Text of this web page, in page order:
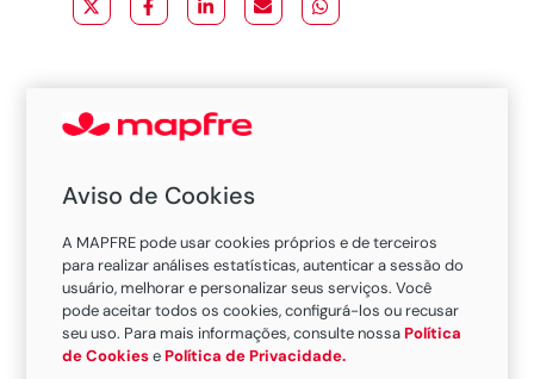
Insurance Institute for Highway Safety
(IIHS), European New Car Assessment
Programme (Euro NCAP) e Latin New
Car Assessment Programme (Latin
NCAP) anunciam anualmente os
carros considerados mais seguros do
Aviso de Cookies
A MAPFRE pode usar cookies próprios e de terceiros
para realizar análises estatísticas, autenticar a sessão do
usuário, melhorar e personalizar seus serviços. Você
pode aceitar todos os cookies, configurá-los ou recusar
seu uso. Para mais informações, consulte nossaPolítica
de CookiesePolítica de Privacidade.